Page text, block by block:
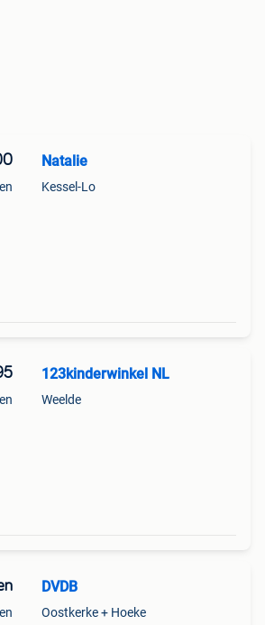
Natalie
Kessel-Lo
123kinderwinkel NL
Weelde
DVDB
Oostkerke + Hoeke